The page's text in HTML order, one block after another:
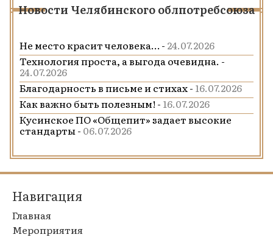
Новости Челябинского облпотребсоюза
Не место красит человека… - 24.07.2026
Технология проста, а выгода очевидна. -
24.07.2026
Благодарность в письме и стихах - 16.07.2026
Как важно быть полезным! - 16.07.2026
Кусинское ПО «Общепит» задает высокие
стандарты - 06.07.2026
Навигация
Главная
Мероприятия